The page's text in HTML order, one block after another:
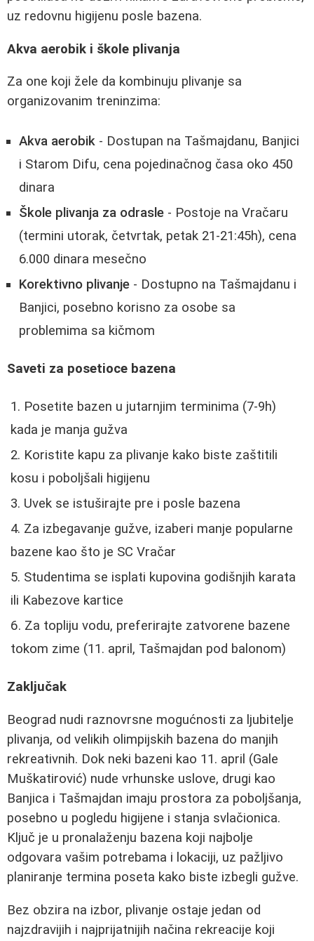
uz redovnu higijenu posle bazena.
Akva aerobik i škole plivanja
Za one koji žele da kombinuju plivanje sa
organizovanim treninzima:
Akva aerobik - Dostupan na Tašmajdanu, Banjici
i Starom Difu, cena pojedinačnog časa oko 450
dinara
Škole plivanja za odrasle - Postoje na Vračaru
(termini utorak, četvrtak, petak 21-21:45h), cena
6.000 dinara mesečno
Korektivno plivanje - Dostupno na Tašmajdanu i
Banjici, posebno korisno za osobe sa
problemima sa kičmom
Saveti za posetioce bazena
Posetite bazen u jutarnjim terminima (7-9h)
kada je manja gužva
Koristite kapu za plivanje kako biste zaštitili
kosu i poboljšali higijenu
Uvek se istuširajte pre i posle bazena
Za izbegavanje gužve, izaberi manje popularne
bazene kao što je SC Vračar
Studentima se isplati kupovina godišnjih karata
ili Kabezove kartice
Za topliju vodu, preferirajte zatvorene bazene
tokom zime (11. april, Tašmajdan pod balonom)
Zaključak
Beograd nudi raznovrsne mogućnosti za ljubitelje
plivanja, od velikih olimpijskih bazena do manjih
rekreativnih. Dok neki bazeni kao 11. april (Gale
Muškatirović) nude vrhunske uslove, drugi kao
Banjica i Tašmajdan imaju prostora za poboljšanja,
posebno u pogledu higijene i stanja svlačionica.
Ključ je u pronalaženju bazena koji najbolje
odgovara vašim potrebama i lokaciji, uz pažljivo
planiranje termina poseta kako biste izbegli gužve.
Bez obzira na izbor, plivanje ostaje jedan od
najzdravijih i najprijatnijih načina rekreacije koji